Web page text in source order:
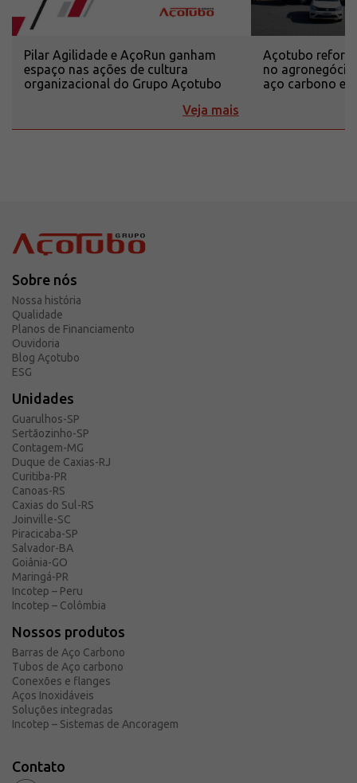
Pilar Agilidade e AçoRun ganham
espaço nas ações de cultura
organizacional do Grupo Açotubo
Veja mais
Açotubo
no
aço carbono e
Sobre nós
Nossa história
Qualidade
Planos de Financiamento
Ouvidoria
Blog Açotubo
ESG
Unidades
Guarulhos-SP
Sertãozinho-SP
Contagem-MG
Duque de Caxias-RJ
Curitiba-PR
Canoas-RS
Caxias do Sul-RS
Joinville-SC
Piracicaba-SP
Salvador-BA
Goiânia-GO
Maringá-PR
Incotep – Peru
Incotep – Colômbia
Nossos produtos
Barras de Aço Carbono
Tubos de Aço carbono
Conexões e flanges
Aços Inoxidáveis
Soluções integradas
Incotep – Sistemas de Ancoragem
Contato